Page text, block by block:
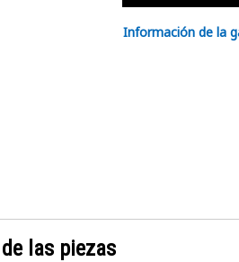
Información de la
las piezas